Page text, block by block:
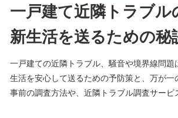
一戸建て近隣トラブル
新生活を送るための秘
一戸建ての近隣トラブル、騒音や境界線問
生活を安心して送るための予防策と、万が一
事前の調査方法や、近隣トラブル調査サービ